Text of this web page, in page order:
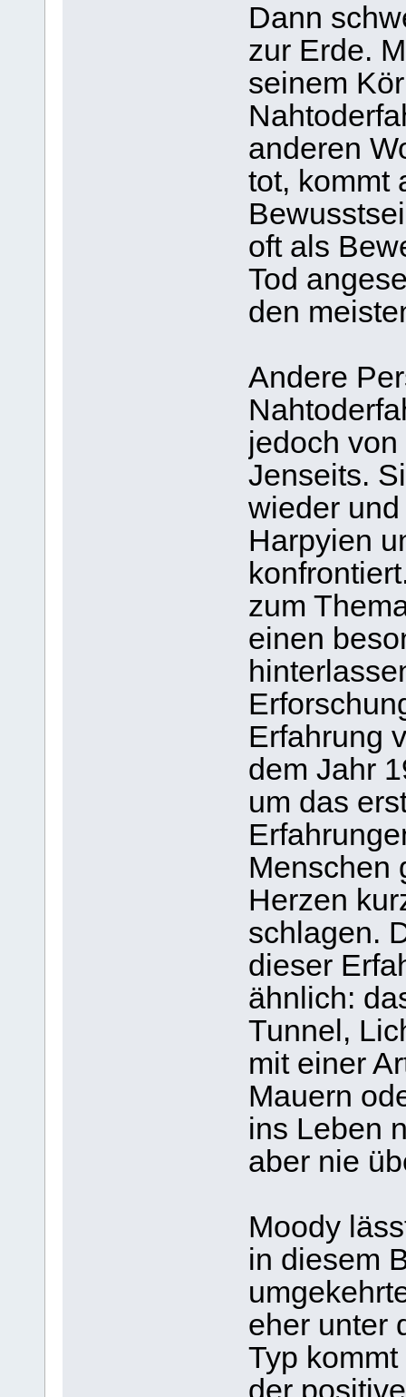
Dann
zur Erde.
seinem
anderen
tot, kommt
oft als
Tod
den
Andere
jedoch
Jenseits.
wieder
Harpyien
zum
einen
Erfahrung
dem Jahr
um das
Menschen
Herzen
schlagen.
dieser
ähnlich:
Tunnel,
mit einer
Mauern
ins Leben
aber nie
Moody
in diesem
eher unter
Typ